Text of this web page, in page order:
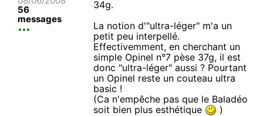
56
messages
34g.
La notion d'"ultra-léger" m'a un
petit peu interpellé.
Effectivemment, en cherchant un
simple Opinel n°7 pèse 37g, il est
donc "ultra-léger" aussi ? Pourtant
un Opinel reste un couteau ultra
basic !
(Ca n'empêche pas que le Baladéo
soit bien plus esthétique
)